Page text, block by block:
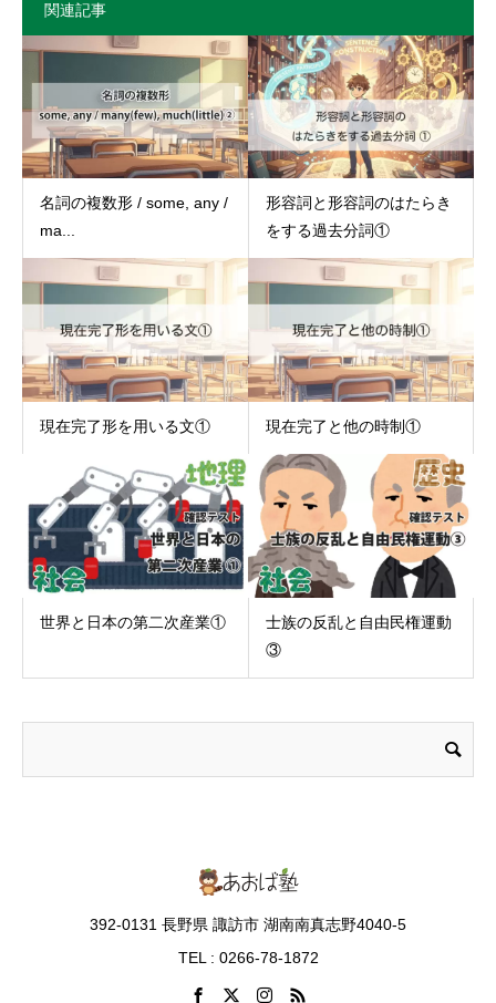
関連記事
名詞の複数形 / some, any /
ma...
形容詞と形容詞のはたらき
をする過去分詞①
現在完了形を用いる文① 現在完了と他の時制①
世界と日本の第二次産業①
士族の反乱と自由民権運動
③
392-0131 長野県 諏訪市 湖南南真志野4040-5
TEL : 0266-78-1872